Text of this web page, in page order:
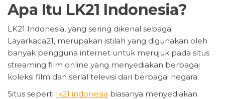
Apa Itu LK21 Indonesia?
LK21 Indonesia, yang sering dikenal sebagai
Layarkaca21, merupakan istilah yang digunakan oleh
banyak pengguna internet untuk merujuk pada situs
streaming film online yang menyediakan berbagai
koleksi film dan serial televisi dari berbagai negara.
Situs seperti lk21 indonesia biasanya menyediakan